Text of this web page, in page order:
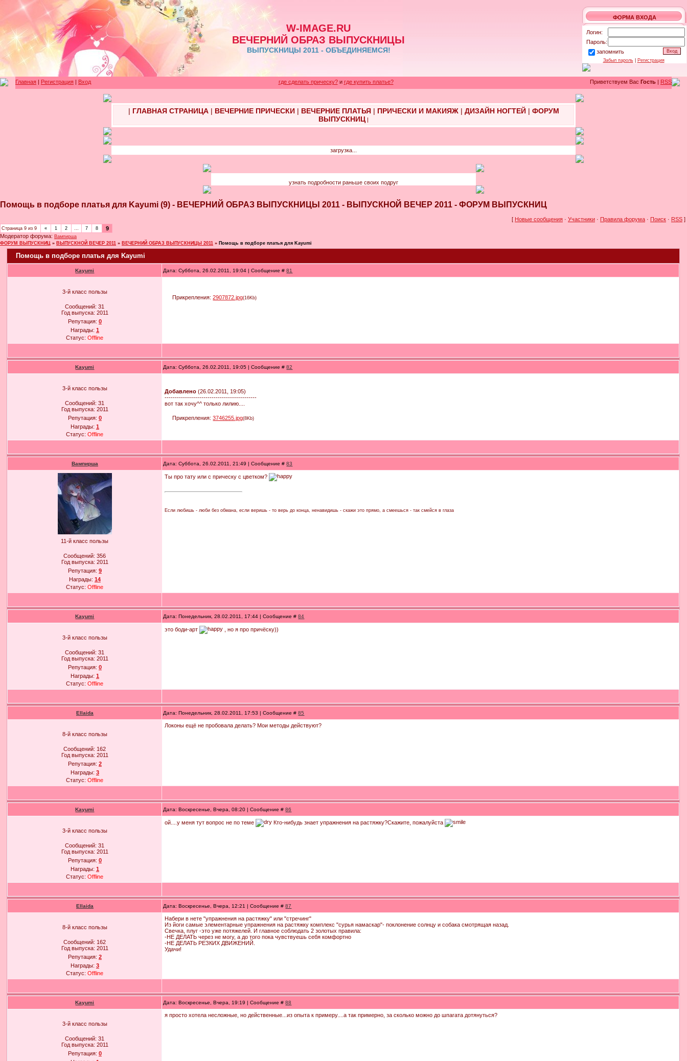
W-IMAGE.RU
ВЕЧЕРНИЙ ОБРАЗ ВЫПУСКНИЦЫ
ВЫПУСКНИЦЫ 2011 - ОБЪЕДИНЯЕМСЯ!
ФОРМА ВХОДА
Логин:
Пароль:
запомнить
Забыл пароль| Регистрация
Главная | Регистрация | Вход где сделать прическу?и где купить платье? Приветствуем Вас Гость | RSS
| ГЛАВНАЯ СТРАНИЦА| ВЕЧЕРНИЕ ПРИЧЕСКИ| ВЕЧЕРНИЕ ПЛАТЬЯ| ПРИЧЕСКИ И МАКИЯЖ| ДИЗАЙН НОГТЕЙ| ФОРУМ
ВЫПУСКНИЦ |
загрузка...
узнать подробности раньше своих подруг
Помощь в подборе платья для Kayumi (9) - ВЕЧЕРНИЙ ОБРАЗ ВЫПУСКНИЦЫ 2011 - ВЫПУСКНОЙ ВЕЧЕР 2011 - ФОРУМ ВЫПУСКНИЦ
[ Новые сообщения · Участники · Правила форума · Поиск · RSS ]
Страница 9 из 9 « 1 2 … 7 8
9
Модератор форума: Вампирша
ФОРУМ ВЫПУСКНИЦ » ВЫПУСКНОЙ ВЕЧЕР 2011 » ВЕЧЕРНИЙ ОБРАЗ ВЫПУСКНИЦЫ 2011 » Помощь в подборе платья для Kayumi
Помощь в подборе платья для Kayumi
Kayumi Дата: Суббота, 26.02.2011, 19:04 | Сообщение #81
3-й класс пользы
Сообщений:31
Год выпуска: 2011
Репутация: 0
Награды: 1
Статус:Offline
Прикрепления:2907872.jpg(16Kb)
Kayumi Дата: Суббота, 26.02.2011, 19:05 | Сообщение #82
3-й класс пользы
Сообщений:31
Год выпуска: 2011
Репутация: 0
Награды: 1
Статус:Offline
Добавлено (26.02.2011, 19:05)
---------------------------------------------
вот так хочу^^ только лилию....
Прикрепления:3746255.jpg(8Kb)
Вампирша Дата: Суббота, 26.02.2011, 21:49 | Сообщение #83
11-й класс пользы
Сообщений:356
Год выпуска: 2011
Репутация: 9
Награды: 14
Статус:Offline
Ты про тату или с прическу с цветком?
Если любишь - люби без обмана, если веришь - то верь до конца, ненавидишь - скажи это прямо, а смеешься - так смейся в глаза
Kayumi Дата: Понедельник, 28.02.2011, 17:44 | Сообщение #84
3-й класс пользы
Сообщений:31
Год выпуска: 2011
Репутация: 0
Награды: 1
Статус:Offline
это боди-арт , но я про причёску))
Ellaida Дата: Понедельник, 28.02.2011, 17:53 | Сообщение #85
8-й класс пользы
Сообщений:162
Год выпуска: 2011
Репутация: 2
Награды: 3
Статус:Offline
Локоны ещё не пробовала делать? Мои методы действуют?
Kayumi Дата: Воскресенье, Вчера, 08:20 | Сообщение #86
3-й класс пользы
Сообщений:31
Год выпуска: 2011
Репутация: 0
Награды: 1
Статус:Offline
ой....у меня тут вопрос не по теме Кто-нибудь знает упражнения на растяжку?Скажите, пожалуйста
Ellaida Дата: Воскресенье, Вчера, 12:21 | Сообщение #87
8-й класс пользы
Сообщений:162
Год выпуска: 2011
Репутация: 2
Награды: 3
Статус:Offline
Набери в нете "упражнения на растяжку" или "стречинг"
Из йоги самые элементарные упражнения на растяжку комплекс "сурья намаскар"- поклонение солнцу и собака смотрящая назад.
Свечка, плуг -это уже потяжелей. И главное соблюдать 2 золотых правила:
-НЕ ДЕЛАТЬ через не могу, а до того пока чувствуешь себя комфортно
-НЕ ДЕЛАТЬ РЕЗКИХ ДВИЖЕНИЙ.
Удачи!
Kayumi Дата: Воскресенье, Вчера, 19:19 | Сообщение #88
3-й класс пользы
Сообщений:31
Год выпуска: 2011
Репутация: 0
я просто хотела несложные, но действенные...из опыта к примеру....а так примерно, за сколько можно до шпагата дотянуться?